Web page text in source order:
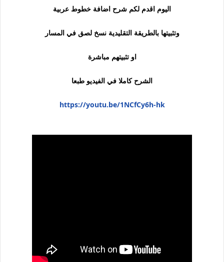
اليوم اقدم لكم شرح اضافة خطوط عربية
وتثبيتها بالطريقة التقليدية نسخ لصق في المسار
او تثبيتهم مباشرة
الشرح كاملا في الفيديو طبعا
https://youtu.be/1NCfCy6h-hk